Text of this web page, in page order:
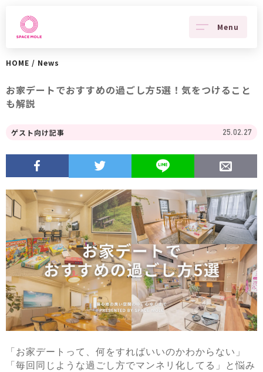
Menu
HOME / News
お家デートでおすすめの過ごし方5選！気をつけること
も解説
ゲスト向け記事 25.02.27
「お家デートって、何をすればいいのかわからない」
「毎回同じような過ごし方でマンネリ化してる」と悩み